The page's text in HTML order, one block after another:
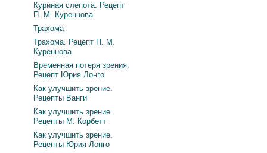
Куриная слепота. Рецепт
П. М. Куреннова
Трахома
Трахома. Рецепт П. М.
Куреннова
Временная потеря зрения.
Рецепт Юрия Лонго
Как улучшить зрение.
Рецепты Ванги
Как улучшить зрение.
Рецепты М. Корбетт
Как улучшить зрение.
Рецепты Юрия Лонго